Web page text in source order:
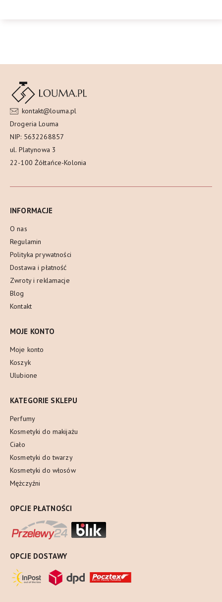
kontakt@louma.pl
Drogeria Louma
NIP: 5632268857
ul. Platynowa 3
22-100 Żółtańce-Kolonia
INFORMACJE
O nas
Regulamin
Polityka prywatności
Dostawa i płatność
Zwroty i reklamacje
Blog
Kontakt
MOJE KONTO
Moje konto
Koszyk
Ulubione
KATEGORIE SKLEPU
Perfumy
Kosmetyki do makijażu
Ciało
Kosmetyki do twarzy
Kosmetyki do włosów
Mężczyźni
OPCJE PŁATNOŚCI
OPCJE DOSTAWY